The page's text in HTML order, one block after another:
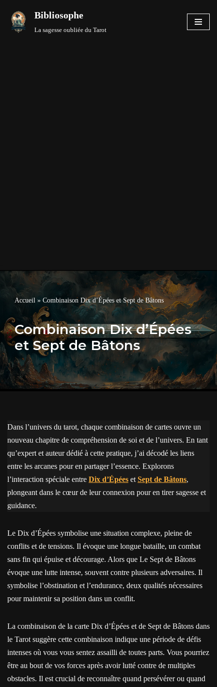
Aller
Bibliosophe
La sagesse oubliée du Tarot
Accueil » Combinaison Dix d’Épées et Sept de Bâtons
Combinaison Dix d’Épées
et Sept de Bâtons
Dans l’univers du tarot, chaque combinaison de cartes ouvre un
nouveau chapitre de compréhension de soi et de l’univers. En tant
qu’expert et auteur dédié à cette pratique, j’ai décodé les liens
entre les arcanes pour en partager l’essence. Explorons
l’interaction spéciale entre Dix d’Épées et Sept de Bâtons,
plongeant dans le cœur de leur connexion pour en tirer sagesse et
guidance.
Le Dix d’Épées symbolise une situation complexe, pleine de
conflits et de tensions. Il évoque une longue bataille, un combat
sans fin qui épuise et décourage. Alors que Le Sept de Bâtons
évoque une lutte intense, souvent contre plusieurs adversaires. Il
symbolise l’obstination et l’endurance, deux qualités nécessaires
pour maintenir sa position dans un conflit.
La combinaison de la carte Dix d’Épées et de Sept de Bâtons dans
le Tarot suggère cette combinaison indique une période de défis
intenses où vous vous sentez assailli de toutes parts. Vous pourriez
être au bout de vos forces après avoir lutté contre de multiples
obstacles. Il est crucial de reconnaître quand persévérer ou quand